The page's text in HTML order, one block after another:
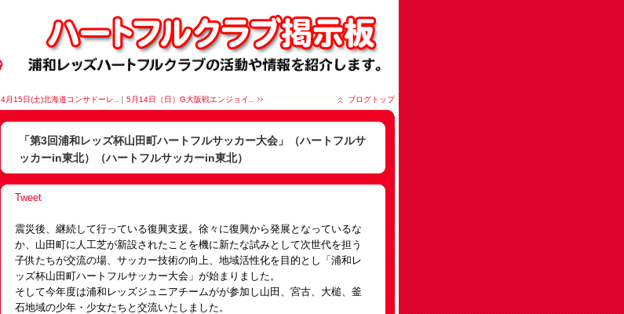
4月15日(土)北海道コンサドーレ.. ｜ 5月14日（日）G大阪戦エンジョイ.. ブログトップ
「第3回浦和レッズ杯山田町ハートフルサッカー大会」（ハートフルサ
ッカーin東北）（ハートフルサッカーin東北）
Tweet
震災後、継続して行っている復興支援。徐々に復興から発展となっているな
か、山田町に人工芝が新設されたことを機に新たな試みとして次世代を担う
子供たちが交流の場、サッカー技術の向上、地域活性化を目的とし「浦和レ
ッズ杯山田町ハートフルサッカー大会」が始まりました。
そして今年度は浦和レッズジュニアチームがが参加し山田、宮古、大槌、釜
石地域の少年・少女たちと交流いたしました。